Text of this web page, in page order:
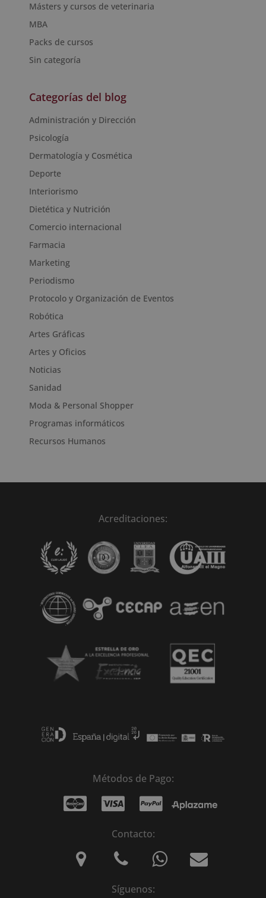
Másters y cursos de veterinaria
MBA
Packs de cursos
Sin categoría
Categorías del blog
Administración y Dirección
Psicología
Dermatología y Cosmética
Deporte
Interiorismo
Dietética y Nutrición
Comercio internacional
Farmacia
Marketing
Periodismo
Protocolo y Organización de Eventos
Robótica
Artes Gráficas
Artes y Oficios
Noticias
Sanidad
Moda & Personal Shopper
Programas informáticos
Recursos Humanos
Acreditaciones:
Métodos de Pago:
Contacto:
Síguenos: